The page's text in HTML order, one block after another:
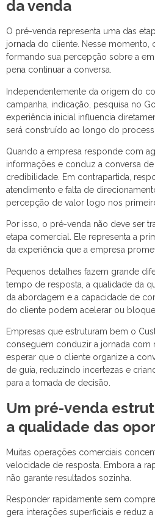
da venda
O pré-venda representa uma das
jornada do cliente. Nesse momento,
formando sua percepção sobre a
pena continuar a conversa.
Independentemente da origem do
campanha, indicação, pesquisa no
experiência inicial influencia
será construído ao longo do
Quando a empresa responde com
informações e conduz a conversa
credibilidade. Em contrapartida,
atendimento e falta de
percepção de valor logo nos
Por isso, o pré-venda não deve ser
etapa comercial. Ele representa a
da experiência que a empresa
Pequenos detalhes fazem grande
tempo de resposta, a qualidade da
da abordagem e a capacidade de
do cliente podem acelerar ou
Empresas que estruturam bem o
conseguem conduzir a jornada com
esperar que o cliente organize a
de guia, reduzindo incertezas e
para a tomada de decisão.
Um pré-venda
a qualidade das
Muitas operações comerciais
velocidade de resposta. Embora a
não garante resultados sozinha.
Responder rapidamente sem
gera interações superficiais e reduz